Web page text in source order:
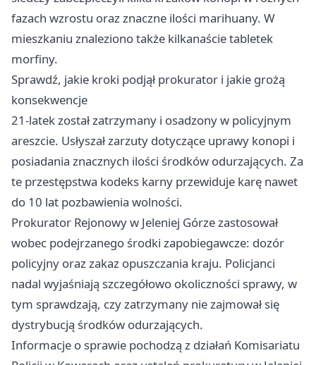
fazach wzrostu oraz znaczne ilości marihuany. W
mieszkaniu znaleziono także kilkanaście tabletek
morfiny.
Sprawdź, jakie kroki podjął prokurator i jakie grożą
konsekwencje
21-latek został zatrzymany i osadzony w policyjnym
areszcie. Usłyszał zarzuty dotyczące uprawy konopi i
posiadania znacznych ilości środków odurzających. Za
te przestępstwa kodeks karny przewiduje karę nawet
do 10 lat pozbawienia wolności.
Prokurator Rejonowy w Jeleniej Górze zastosował
wobec podejrzanego środki zapobiegawcze: dozór
policyjny oraz zakaz opuszczania kraju. Policjanci
nadal wyjaśniają szczegółowo okoliczności sprawy, w
tym sprawdzają, czy zatrzymany nie zajmował się
dystrybucją środków odurzających.
Informacje o sprawie pochodzą z działań Komisariatu